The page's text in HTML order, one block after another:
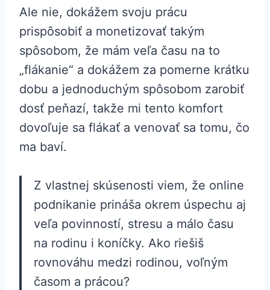
Ale nie, dokážem svoju prácu
prispôsobiť a monetizovať takým
spôsobom, že mám veľa času na to
„flákanie“ a dokážem za pomerne krátku
dobu a jednoduchým spôsobom zarobiť
dosť peňazí, takže mi tento komfort
dovoľuje sa flákať a venovať sa tomu, čo
ma baví.
Z vlastnej skúsenosti viem, že online
podnikanie prináša okrem úspechu aj
veľa povinností, stresu a málo času
na rodinu i koníčky. Ako riešiš
rovnováhu medzi rodinou, voľným
časom a prácou?